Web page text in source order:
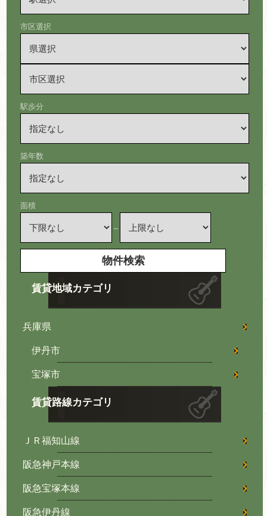
市区選択
駅歩分
築年数
面積
～
賃貸地域カテゴリ
兵庫県
伊丹市
宝塚市
賃貸路線カテゴリ
ＪＲ福知山線
阪急神戸本線
阪急宝塚本線
阪急伊丹線